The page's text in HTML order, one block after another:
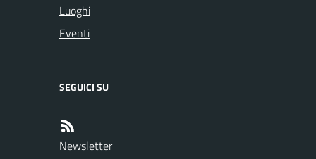
Luoghi
Eventi
SEGUICI SU
Newsletter